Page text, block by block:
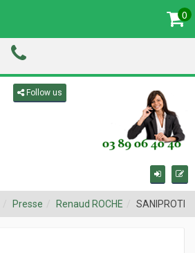
Follow us
0
Presse Renaud ROCHE